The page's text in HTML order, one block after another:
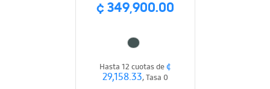
¢ 349,900.00
Hasta 12 cuotas de¢
29,158.33, Tasa 0